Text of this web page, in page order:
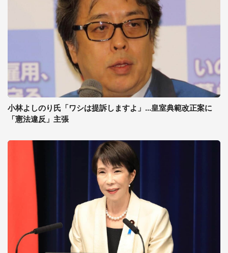
小林よしのり氏「ワシは提訴しますよ」...皇室典範改正案に
「憲法違反」主張